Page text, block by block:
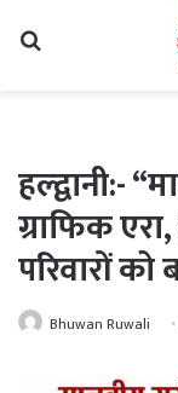
हल्द्वानी:-
ग्राफिक
परिवारों को
Bhuwan Ruwali